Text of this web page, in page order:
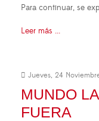
Para continuar, se
Leer más ...
Jueves, 24
MUNDO
FUERA